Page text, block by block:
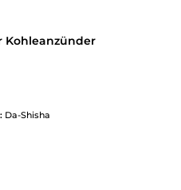
Kohleanzünder
Da-Shisha